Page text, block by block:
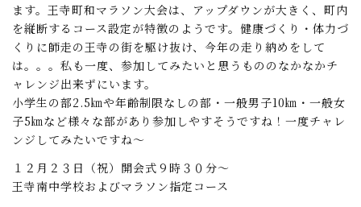
ます。王寺町和マラソン大会は、アップダウンが大きく、町内
を縦断するコース設定が特徴のようです。健康づくり・体力づ
くりに師走の王寺の街を駆け抜け、今年の走り納めをして
は。。。私も一度、参加してみたいと思うもののなかなかチ
ャレンジ出来ずにいます。
小学生の部2.5㎞や年齢制限なしの部・一般男子10㎞・一般女
子5㎞など様々な部があり参加しやすそうですね！一度チャレ
ンジしてみたいですね～
１２月２３日（祝）開会式９時３０分～
王寺南中学校およびマラソン指定コース